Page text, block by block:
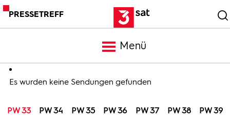
PRESSETREFF
Menü
Meldungen
Programm
Es wurden keine Sendungen gefunden
PW 33 PW 34 PW 35 PW 36 PW 37 PW 38 PW 39